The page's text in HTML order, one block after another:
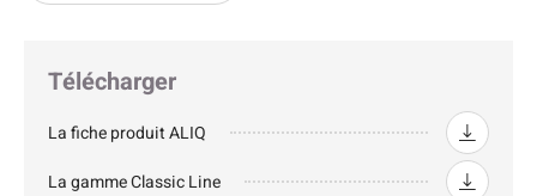
Télécharger
La fiche produit ALIQ
La gamme Classic Line